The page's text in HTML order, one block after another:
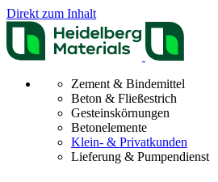
Direkt zum Inhalt
Zement & Bindemittel
Beton & Fließestrich
Gesteinskörnungen
Betonelemente
Klein- & Privatkunden
Lieferung & Pumpendienst